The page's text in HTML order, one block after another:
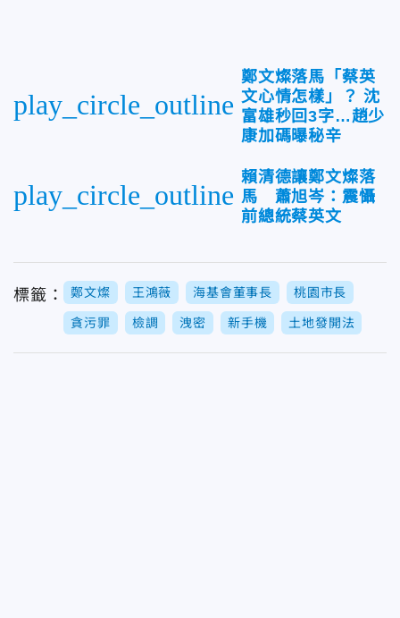
play_circle_outline
鄭文燦落馬「蔡英
文心情怎樣」？ 沈
富雄秒回3字…趙少
康加碼曝秘辛
play_circle_outline
賴清德讓鄭文燦落
馬 蕭旭岑：震懾
前總統蔡英文
標籤： 鄭文燦 王鴻薇 海基會董事長 桃園市長
貪污罪 檢調 洩密 新手機 土地發開法